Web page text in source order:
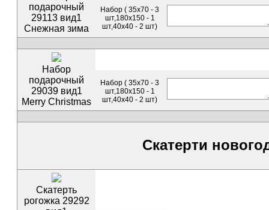
подарочный
29113 вид1
Снежная зима
Набор ( 35х70 - 3
шт,180х150 - 1
шт,40х40 - 2 шт)
Набор
подарочный
29039 вид1
Merry Christmas
Набор ( 35х70 - 3
шт,180х150 - 1
шт,40х40 - 2 шт)
Скатерти
Скатерть
рогожка 29292